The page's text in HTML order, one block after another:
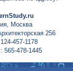
Москва
256
457-1178
565-478-1445